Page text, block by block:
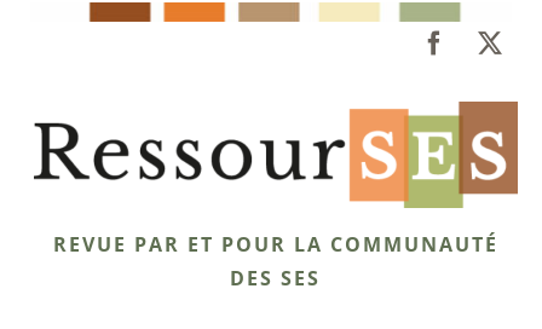
REVUE PAR ET POUR LA COMMUNAUTÉ
DES SES